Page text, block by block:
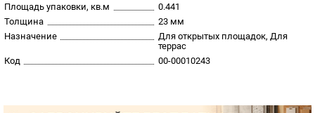
Площадь упаковки, кв.м
0.441
Толщина
23 мм
Назначение
Для открытых площадок, Для
террас
Код
00-00010243